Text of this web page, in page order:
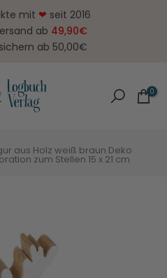
mit ❤ seit 2016
ab 49,90€
ab 50,00€
0
aus Holz weiß braun Deko
zum Stellen 15 x 21 cm